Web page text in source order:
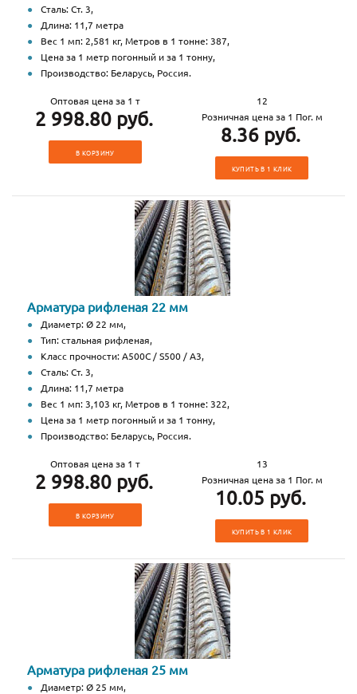
Сталь: Ст. 3,
Длина: 11,7 метра
Вес 1 мп: 2,581 кг, Метров в 1 тонне: 387,
Цена за 1 метр погонный и за 1 тонну,
Производство: Беларусь, Россия.
Оптовая цена за 1 т
2 998.80 руб.
В КОРЗИНУ
12
Розничная цена за 1 Пог. м
8.36 руб.
КУПИТЬ В 1 КЛИК
Арматура рифленая 22 мм
Диаметр: Ø 22 мм,
Тип: стальная рифленая,
Класс прочности: А500С / S500 / А3,
Сталь: Ст. 3,
Длина: 11,7 метра
Вес 1 мп: 3,103 кг, Метров в 1 тонне: 322,
Цена за 1 метр погонный и за 1 тонну,
Производство: Беларусь, Россия.
Оптовая цена за 1 т
2 998.80 руб.
В КОРЗИНУ
13
Розничная цена за 1 Пог. м
10.05 руб.
КУПИТЬ В 1 КЛИК
Арматура рифленая 25 мм
Диаметр: Ø 25 мм,